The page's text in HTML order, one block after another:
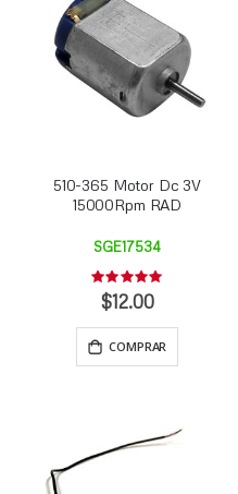
510-365 Motor Dc 3V
15000Rpm RAD
SGE17534
Rating:
0%
$12.00
COMPRAR